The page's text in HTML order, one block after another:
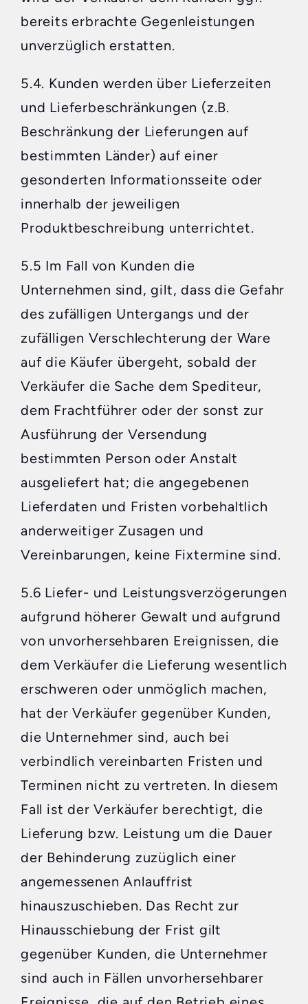
bereits erbrachte Gegenleistungen
unverzüglich erstatten.
5.4. Kunden werden über Lieferzeiten
und Lieferbeschränkungen (z.B.
Beschränkung der Lieferungen auf
bestimmten Länder) auf einer
gesonderten Informationsseite oder
innerhalb der jeweiligen
Produktbeschreibung unterrichtet.
5.5 Im Fall von Kunden die
Unternehmen sind, gilt, dass die Gefahr
des zufälligen Untergangs und der
zufälligen Verschlechterung der Ware
auf die Käufer übergeht, sobald der
Verkäufer die Sache dem Spediteur,
dem Frachtführer oder der sonst zur
Ausführung der Versendung
bestimmten Person oder Anstalt
ausgeliefert hat; die angegebenen
Lieferdaten und Fristen vorbehaltlich
anderweitiger Zusagen und
Vereinbarungen, keine Fixtermine sind.
5.6 Liefer- und Leistungsverzögerungen
aufgrund höherer Gewalt und aufgrund
von unvorhersehbaren Ereignissen, die
dem Verkäufer die Lieferung wesentlich
erschweren oder unmöglich machen,
hat der Verkäufer gegenüber Kunden,
die Unternehmer sind, auch bei
verbindlich vereinbarten Fristen und
Terminen nicht zu vertreten. In diesem
Fall ist der Verkäufer berechtigt, die
Lieferung bzw. Leistung um die Dauer
der Behinderung zuzüglich einer
angemessenen Anlauffrist
hinauszuschieben. Das Recht zur
Hinausschiebung der Frist gilt
gegenüber Kunden, die Unternehmer
sind auch in Fällen unvorhersehbarer